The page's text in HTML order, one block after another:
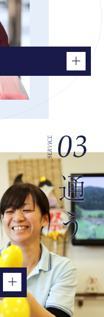
介護
宅介護